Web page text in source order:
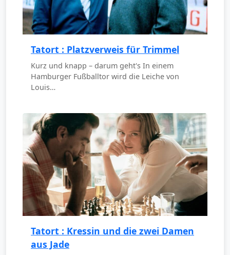
Tatort : Platzverweis für Trimmel
Kurz und knapp – darum geht's In einem
Hamburger Fußballtor wird die Leiche von
Louis…
Tatort : Kressin und die zwei Damen
aus Jade